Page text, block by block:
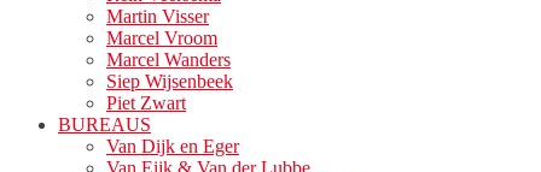
Martin Visser
Marcel Vroom
Marcel Wanders
Siep Wijsenbeek
Piet Zwart
BUREAUS
Van Dijk en Eger